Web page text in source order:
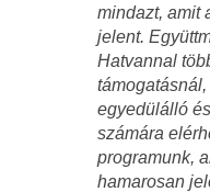
mindazt, amit
jelent.
Hatvannal
egyedülálló
számára
programunk,
hamarosan